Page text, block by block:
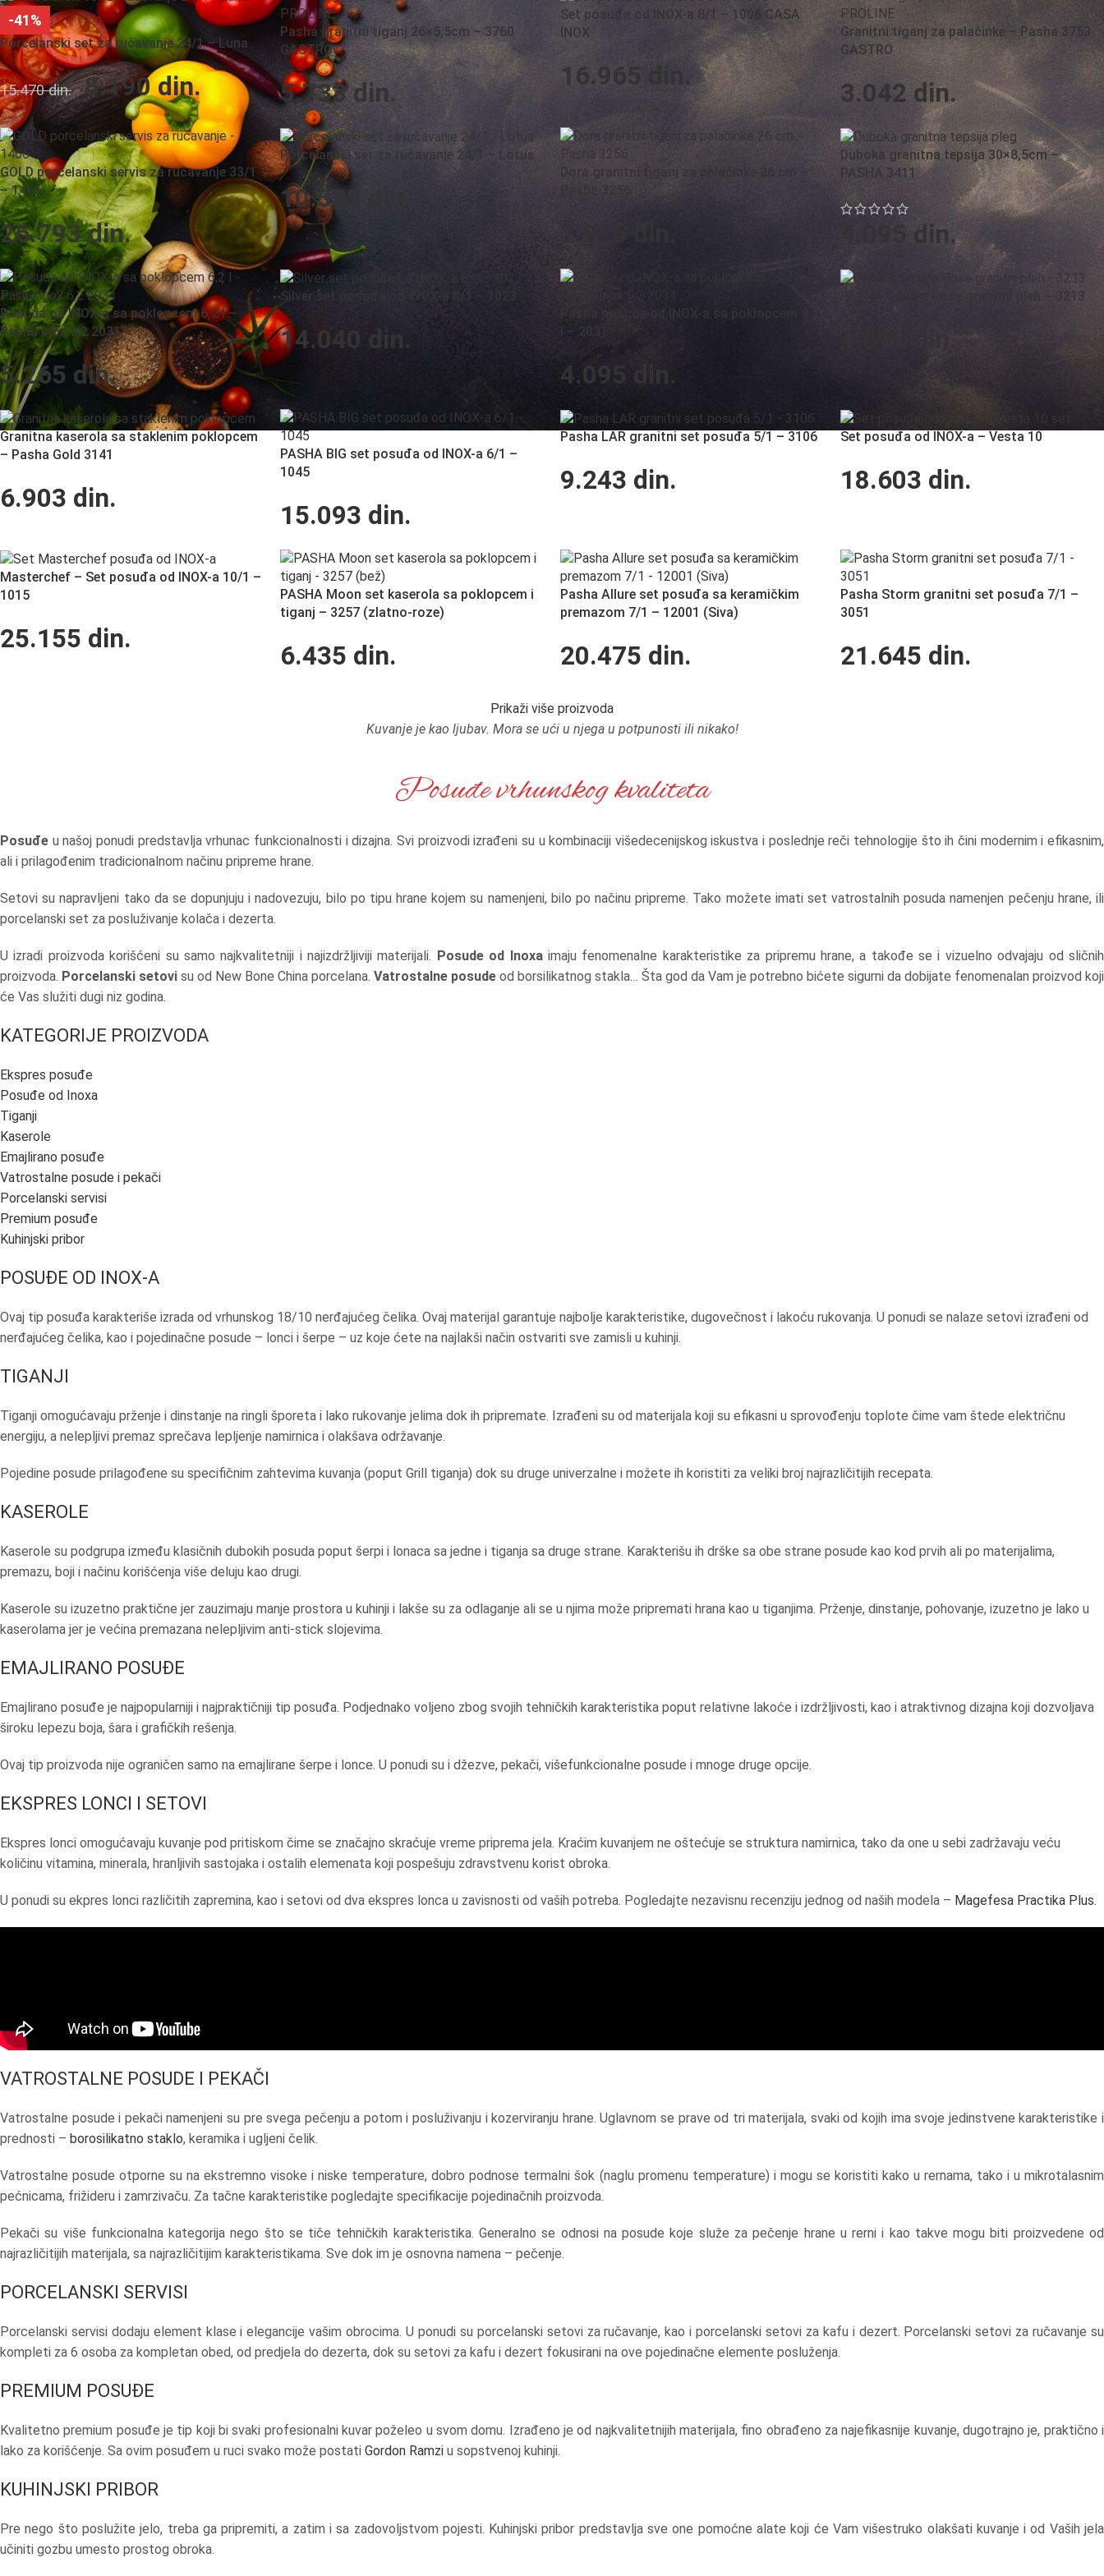
-41%
Porcelanski set za ručavanje 24/1 – Luna
15.470din. 8.190din.
Pasha granitni tiganj 26×5,5cm – 3760
GASTRO
5.733din.
Set posuđa od INOX-a 8/1 – 1006 CASA
INOX
16.965 din.
Granitni tiganj za palačinke – Pasha 3753
GASTRO
3.042din.
GOLD porcelanski servis za ručavanje 33/1
– 1466
26.793din.
Porcelanski set za ručavanje 24/1 – Lotus
10.530
Dora granitni tiganj za palačinke 26 cm –
Pasha 3256
2.925
Duboka granitna tepsija 30×8,5cm –
PASHA 3411
4.095 din.
Posuda od INOX-a sa poklopcem 6,2 l –
Pasha Inox 6,2 2031
5.265 din.
Silver set posuđa od INOX-a 8/1 – 1023
14.040 din.
Pasha posuda od INOX-a sa poklopcem 3,7
l – 2031
4.095 din.
PASHA Square Rose granitni pleh – 3213
din.
Granitna kaserola sa staklenim poklopcem
– Pasha Gold 3141
6.903 din.
PASHA BIG set posuđa od INOX-a 6/1 –
1045
15.093 din.
Pasha LAR granitni set posuđa 5/1 – 3106
9.243 din.
Set posuđa od INOX-a – Vesta 10
18.603 din.
Masterchef – Set posuđa od INOX-a 10/1 –
1015
25.155 din.
PASHA Moon set kaserola sa poklopcem i
tiganj – 3257 (zlatno-roze)
6.435 din.
Pasha Allure set posuđa sa keramičkim
premazom 7/1 – 12001 (Siva)
20.475 din.
Pasha Storm granitni set posuđa 7/1 –
3051
21.645 din.
Prikaži više proizvoda
Kuvanje je kao ljubav. Mora se ući u njega u potpunosti ili nikako!
Posuđe vrhunskog kvaliteta
Posuđe u našoj ponudi predstavlja vrhunac funkcionalnosti i dizajna. Svi proizvodi izrađeni su u kombinaciji višedecenijskog iskustva i poslednje reči tehnologije što ih čini modernim i efikasnim,
ali i prilagođenim tradicionalnom načinu pripreme hrane.
Setovi su napravljeni tako da se dopunjuju i nadovezuju, bilo po tipu hrane kojem su namenjeni, bilo po načinu pripreme. Tako možete imati set vatrostalnih posuda namenjen pečenju hrane, ili
porcelanski set za posluživanje kolača i dezerta.
U izradi proizvoda korišćeni su samo najkvalitetniji i najizdržljiviji materijali. Posude od Inoxaimaju fenomenalne karakteristike za pripremu hrane, a takođe se i vizuelno odvajaju od sličnih
proizvoda. Porcelanski setovi su od New Bone China porcelana. Vatrostalne posude od borsilikatnog stakla… Šta god da Vam je potrebno bićete sigurni da dobijate fenomenalan proizvod koji
će Vas služiti dugi niz godina.
KATEGORIJE PROIZVODA
Ekspres posuđe
Posuđe od Inoxa
Tiganji
Kaserole
Emajlirano posuđe
Vatrostalne posude i pekači
Porcelanski servisi
Premium posuđe
Kuhinjski pribor
POSUĐE OD INOX-A
Ovaj tip posuđa karakteriše izrada od vrhunskog 18/10 nerđajućeg čelika. Ovaj materijal garantuje najbolje karakteristike, dugovečnost i lakoću rukovanja. U ponudi se nalaze setovi izrađeni od
nerđajućeg čelika, kao i pojedinačne posude – lonci i šerpe – uz koje ćete na najlakši način ostvariti sve zamisli u kuhinji.
TIGANJI
Tiganji omogućavaju prženje i dinstanje na ringli šporeta i lako rukovanje jelima dok ih pripremate. Izrađeni su od materijala koji su efikasni u sprovođenju toplote čime vam štede električnu
energiju, a nelepljivi premaz sprečava lepljenje namirnica i olakšava održavanje.
Pojedine posude prilagođene su specifičnim zahtevima kuvanja (poput Grill tiganja) dok su druge univerzalne i možete ih koristiti za veliki broj najrazličitijih recepata.
KASEROLE
Kaserole su podgrupa između klasičnih dubokih posuda poput šerpi i lonaca sa jedne i tiganja sa druge strane. Karakterišu ih drške sa obe strane posude kao kod prvih ali po materijalima,
premazu, boji i načinu korišćenja više deluju kao drugi.
Kaserole su izuzetno praktične jer zauzimaju manje prostora u kuhinji i lakše su za odlaganje ali se u njima može pripremati hrana kao u tiganjima. Prženje, dinstanje, pohovanje, izuzetno je lako u
kaserolama jer je većina premazana nelepljivim anti-stick slojevima.
EMAJLIRANO POSUĐE
Emajlirano posuđe je najpopularniji i najpraktičniji tip posuđa. Podjednako voljeno zbog svojih tehničkih karakteristika poput relativne lakoće i izdržljivosti, kao i atraktivnog dizajna koji dozvoljava
široku lepezu boja, šara i grafičkih rešenja.
Ovaj tip proizvoda nije ograničen samo na emajlirane šerpe i lonce. U ponudi su i džezve, pekači, višefunkcionalne posude i mnoge druge opcije.
EKSPRES LONCI I SETOVI
Ekspres lonci omogućavaju kuvanje pod pritiskom čime se značajno skraćuje vreme priprema jela. Kraćim kuvanjem ne oštećuje se struktura namirnica, tako da one u sebi zadržavaju veću
količinu vitamina, minerala, hranljivih sastojaka i ostalih elemenata koji pospešuju zdravstvenu korist obroka.
U ponudi su ekpres lonci različitih zapremina, kao i setovi od dva ekspres lonca u zavisnosti od vaših potreba. Pogledajte nezavisnu recenziju jednog od naših modela – Magefesa Practika Plus.
VATROSTALNE POSUDE I PEKAČI
Vatrostalne posude i pekači namenjeni su pre svega pečenju a potom i posluživanju i kozerviranju hrane. Uglavnom se prave od tri materijala, svaki od kojih ima svoje jedinstvene karakteristike i
prednosti – borosilikatno staklo, keramika i ugljeni čelik.
Vatrostalne posude otporne su na ekstremno visoke i niske temperature, dobro podnose termalni šok (naglu promenu temperature) i mogu se koristiti kako u rernama, tako i u mikrotalasnim
pećnicama, frižideru i zamrzivaču. Za tačne karakteristike pogledajte specifikacije pojedinačnih proizvoda.
Pekači su više funkcionalna kategorija nego što se tiče tehničkih karakteristika. Generalno se odnosi na posude koje služe za pečenje hrane u rerni i kao takve mogu biti proizvedene od
najrazličitijih materijala, sa najrazličitijim karakteristikama. Sve dok im je osnovna namena – pečenje.
PORCELANSKI SERVISI
Porcelanski servisi dodaju element klase i elegancije vašim obrocima. U ponudi su porcelanski setovi za ručavanje, kao i porcelanski setovi za kafu i dezert. Porcelanski setovi za ručavanje su
kompleti za 6 osoba za kompletan obed, od predjela do dezerta, dok su setovi za kafu i dezert fokusirani na ove pojedinačne elemente posluženja.
PREMIUM POSUĐE
Kvalitetno premium posuđe je tip koji bi svaki profesionalni kuvar poželeo u svom domu. Izrađeno je od najkvalitetnijih materijala, fino obrađeno za najefikasnije kuvanje, dugotrajno je, praktično i
lako za korišćenje. Sa ovim posuđem u ruci svako može postati Gordon Ramzi u sopstvenoj kuhinji.
KUHINJSKI PRIBOR
Pre nego što poslužite jelo, treba ga pripremiti, a zatim i sa zadovoljstvom pojesti. Kuhinjski pribor predstavlja sve one pomoćne alate koji će Vam višestruko olakšati kuvanje i od Vaših jela
učiniti gozbu umesto prostog obroka.